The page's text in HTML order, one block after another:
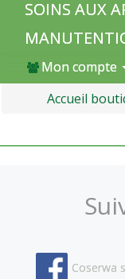
SOINS AUX
Mon compte
Accueil
Coserwa